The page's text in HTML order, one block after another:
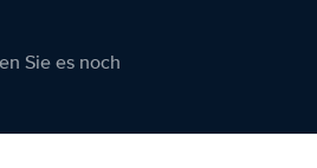
Sie es noch